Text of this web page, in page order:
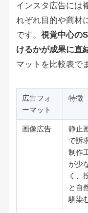
インスタ広告には
れぞれ目的や商材
です。 視覚中心の
けるかが成果に直
マットを比較表で
広告フォ
ーマット
特徴
画像広告
静止
で訴
制作
が少
く、
と自
馴染